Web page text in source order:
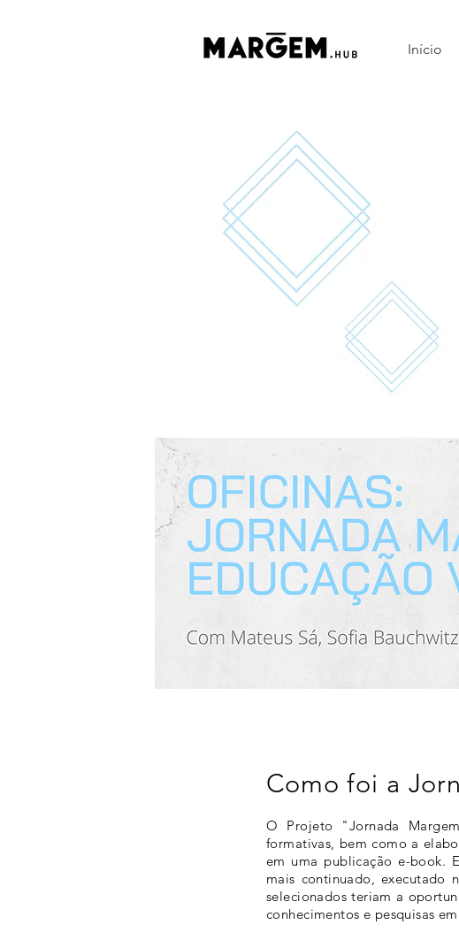
Início
Como foi a
O Projeto "Jornada
formativas, bem como a
em uma publicação e-book.
mais continuado,
selecionados teriam a
conhecimentos e pesquisas